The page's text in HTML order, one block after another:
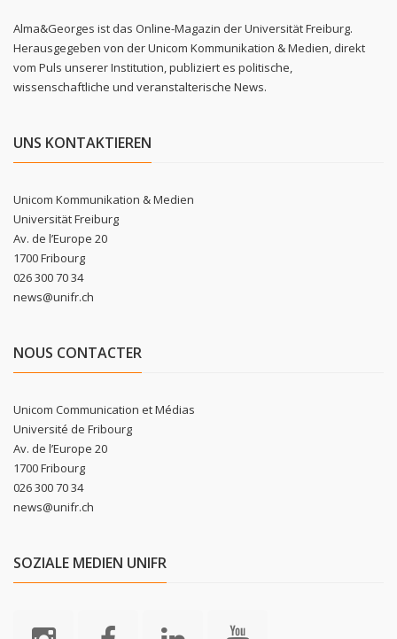
Alma&Georges ist das Online-Magazin der Universität Freiburg.
Herausgegeben von der Unicom Kommunikation & Medien, direkt
vom Puls unserer Institution, publiziert es politische,
wissenschaftliche und veranstalterische News.
UNS KONTAKTIEREN
Unicom Kommunikation & Medien
Universität Freiburg
Av. de l’Europe 20
1700 Fribourg
026 300 70 34
news@unifr.ch
NOUS CONTACTER
Unicom Communication et Médias
Université de Fribourg
Av. de l’Europe 20
1700 Fribourg
026 300 70 34
news@unifr.ch
SOZIALE MEDIEN UNIFR